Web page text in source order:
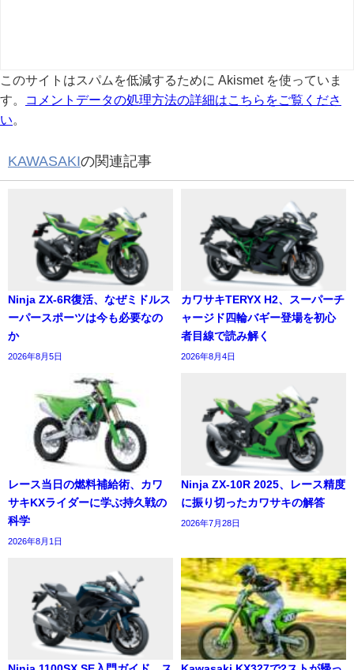
このサイトはスパムを低減するために Akismet を使っていま
す。
コメントデータの処理方法の詳細はこちらをご覧くださ
い。
KAWASAKIの関連記事
Ninja ZX-6R復活、なぜミドルス
ーパースポーツは今も必要なの
か
2026年8月5日
カワサキTERYX H2、スーパーチ
ャージド四輪バギー登場を初心
者目線で読み解く
2026年8月4日
レース当日の燃料補給術、カワ
サキKXライダーに学ぶ持久戦の
科学
2026年8月1日
Ninja ZX-10R 2025、レース精度
に振り切ったカワサキの解答
2026年7月28日